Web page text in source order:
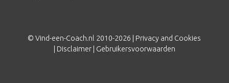
© Vind-een-Coach.nl 2010-2026 | Privacy and Cookies
Disclaimer| Gebruikersvoorwaarden